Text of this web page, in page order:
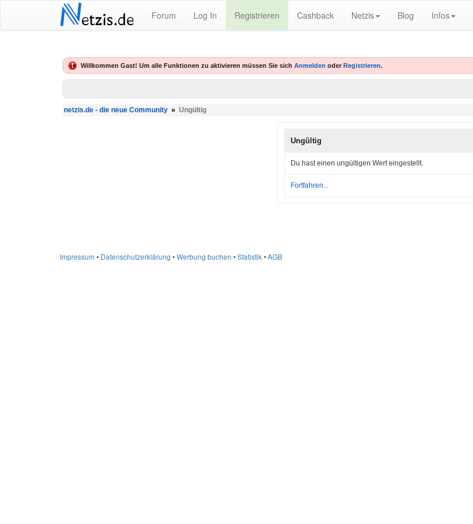
Netzis.de Forum Log In Registrieren Cashback Netzis Blog Infos
Willkommen Gast! Um alle Funktionen zu aktivieren müssen Sie sich Anmelden oder Registrieren.
netzis.de - die neue Community » Ungültig
Ungültig
Du hast einen ungültigen Wert eingestellt.
Fortfahren...
Impressum • Datenschutzerklärung •Werbung buchen •Statistik•AGB